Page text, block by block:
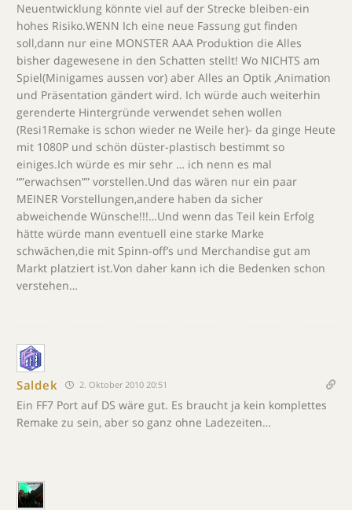
Neuentwicklung könnte viel auf der Strecke bleiben-ein
hohes Risiko.WENN Ich eine neue Fassung gut finden
soll,dann nur eine MONSTER AAA Produktion die Alles
bisher dagewesene in den Schatten stellt! Wo NICHTS am
Spiel(Minigames aussen vor) aber Alles an Optik ,Animation
und Präsentation gändert wird. Ich würde auch weiterhin
gerenderte Hintergründe verwendet sehen wollen
(Resi1Remake is schon wieder ne Weile her)- da ginge Heute
mit 1080P und schön düster-plastisch bestimmt so
einiges.Ich würde es mir sehr … ich nenn es mal
“”erwachsen”” vorstellen.Und das wären nur ein paar
MEINER Vorstellungen,andere haben da sicher
abweichende Wünsche!!!…Und wenn das Teil kein Erfolg
hätte würde mann eventuell eine starke Marke
schwächen,die mit Spinn-off’s und Merchandise gut am
Markt platziert ist.Von daher kann ich die Bedenken schon
verstehen…
Saldek 2. Oktober 2010 20:51
Ein FF7 Port auf DS wäre gut. Es braucht ja kein komplettes
Remake zu sein, aber so ganz ohne Ladezeiten…